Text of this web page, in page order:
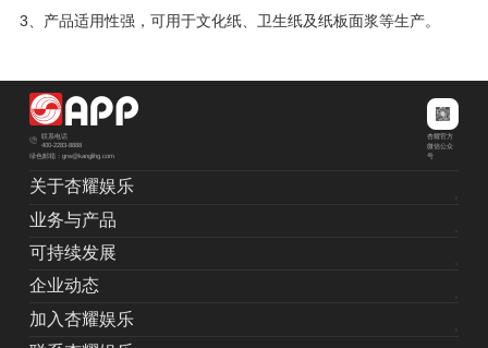
3、产品适用性强，可用于文化纸、卫生纸及纸板面浆等生产。
联系电话
400-2283-8888
绿色邮箱：grw@kanglihg.com
杏耀官方
微信公众
号
关于杏耀娱乐
业务与产品
可持续发展
企业动态
加入杏耀娱乐